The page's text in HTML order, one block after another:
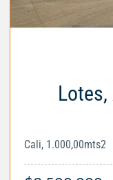
Cali, 1.000,00mts2